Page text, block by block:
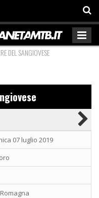
DEL SANGIOVESE
07 luglio 2019